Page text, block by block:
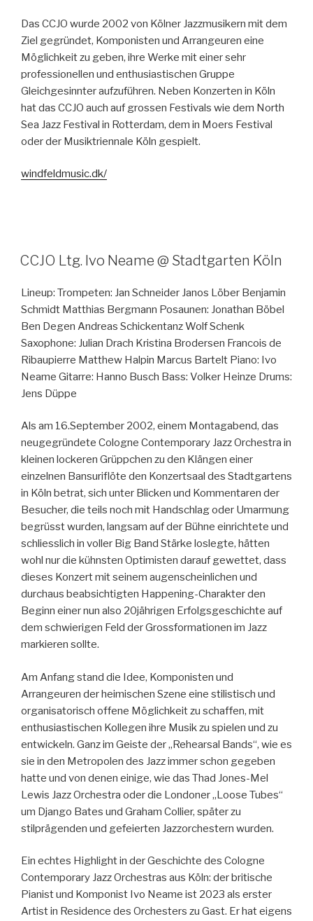
Das CCJO wurde 2002 von Kölner Jazzmusikern mit dem
Ziel gegründet, Komponisten und Arrangeuren eine
Möglichkeit zu geben, ihre Werke mit einer sehr
professionellen und enthusiastischen Gruppe
Gleichgesinnter aufzuführen. Neben Konzerten in Köln
hat das CCJO auch auf grossen Festivals wie dem North
Sea Jazz Festival in Rotterdam, dem in Moers Festival
oder der Musiktriennale Köln gespielt.
windfeldmusic.dk/
CCJO Ltg. Ivo Neame @ Stadtgarten Köln
Lineup: Trompeten: Jan Schneider Janos Löber Benjamin
Schmidt Matthias Bergmann Posaunen: Jonathan Böbel
Ben Degen Andreas Schickentanz Wolf Schenk
Saxophone: Julian Drach Kristina Brodersen Francois de
Ribaupierre Matthew Halpin Marcus Bartelt Piano: Ivo
Neame Gitarre: Hanno Busch Bass: Volker Heinze Drums:
Jens Düppe
Als am 16.September 2002, einem Montagabend, das
neugegründete Cologne Contemporary Jazz Orchestra in
kleinen lockeren Grüppchen zu den Klängen einer
einzelnen Bansuriflöte den Konzertsaal des Stadtgartens
in Köln betrat, sich unter Blicken und Kommentaren der
Besucher, die teils noch mit Handschlag oder Umarmung
begrüsst wurden, langsam auf der Bühne einrichtete und
schliesslich in voller Big Band Stärke loslegte, hätten
wohl nur die kühnsten Optimisten darauf gewettet, dass
dieses Konzert mit seinem augenscheinlichen und
durchaus beabsichtigten Happening-Charakter den
Beginn einer nun also 20jährigen Erfolgsgeschichte auf
dem schwierigen Feld der Grossformationen im Jazz
markieren sollte.
Am Anfang stand die Idee, Komponisten und
Arrangeuren der heimischen Szene eine stilistisch und
organisatorisch offene Möglichkeit zu schaffen, mit
enthusiastischen Kollegen ihre Musik zu spielen und zu
entwickeln. Ganz im Geiste der „Rehearsal Bands“, wie es
sie in den Metropolen des Jazz immer schon gegeben
hatte und von denen einige, wie das Thad Jones-Mel
Lewis Jazz Orchestra oder die Londoner „Loose Tubes“
um Django Bates und Graham Collier, später zu
stilprägenden und gefeierten Jazzorchestern wurden.
Ein echtes Highlight in der Geschichte des Cologne
Contemporary Jazz Orchestras aus Köln: der britische
Pianist und Komponist Ivo Neame ist 2023 als erster
Artist in Residence des Orchesters zu Gast. Er hat eigens